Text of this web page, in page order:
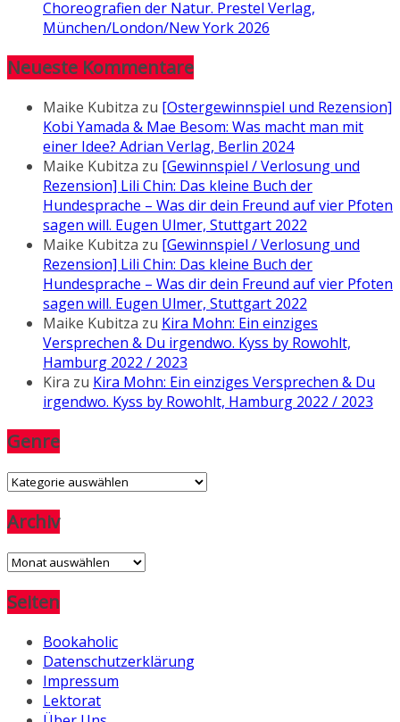
Choreografien der Natur. Prestel Verlag,
München/London/New York 2026
Neueste Kommentare
Maike Kubitza zu [Ostergewinnspiel und Rezension]
Kobi Yamada & Mae Besom: Was macht man mit
einer Idee? Adrian Verlag, Berlin 2024
Maike Kubitza zu [Gewinnspiel / Verlosung und
Rezension] Lili Chin: Das kleine Buch der
Hundesprache – Was dir dein Freund auf vier Pfoten
sagen will. Eugen Ulmer, Stuttgart 2022
Maike Kubitza zu [Gewinnspiel / Verlosung und
Rezension] Lili Chin: Das kleine Buch der
Hundesprache – Was dir dein Freund auf vier Pfoten
sagen will. Eugen Ulmer, Stuttgart 2022
Maike Kubitza zu Kira Mohn: Ein einziges
Versprechen & Du irgendwo. Kyss by Rowohlt,
Hamburg 2022 / 2023
Kira zu Kira Mohn: Ein einziges Versprechen & Du
irgendwo. Kyss by Rowohlt, Hamburg 2022 / 2023
Genre
Genre
Archiv
Archiv
Seiten
Bookaholic
Datenschutzerklärung
Impressum
Lektorat